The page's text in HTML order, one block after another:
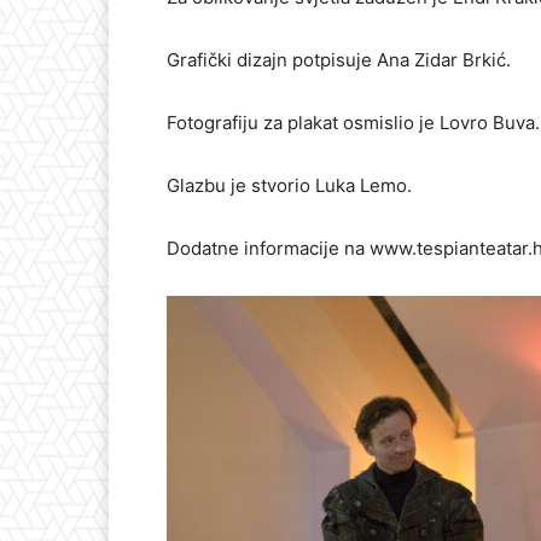
Grafički dizajn potpisuje Ana Zidar Brkić.
Fotografiju za plakat osmislio je Lovro Buva.
Glazbu je stvorio Luka Lemo.
Dodatne informacije na